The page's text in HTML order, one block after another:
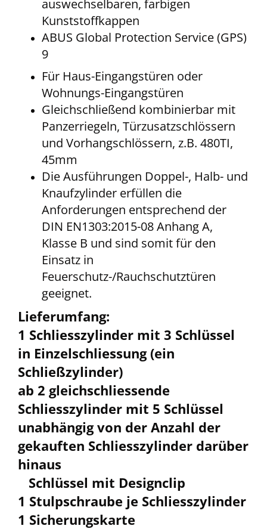
auswechselbaren, farbigen
Kunststoffkappen
ABUS Global Protection Service (GPS)
9
Für Haus-Eingangstüren oder
Wohnungs-Eingangstüren
Gleichschließend kombinierbar mit
Panzerriegeln, Türzusatzschlössern
und Vorhangschlössern, z.B. 480TI,
45mm
Die Ausführungen Doppel-, Halb- und
Knaufzylinder erfüllen die
Anforderungen entsprechend der
DIN EN1303:2015-08 Anhang A,
Klasse B und sind somit für den
Einsatz in
Feuerschutz-/Rauchschutztüren
geeignet.
Lieferumfang:
1 Schliesszylinder mit 3 Schlüssel
in Einzelschliessung (ein
Schließzylinder)
ab 2 gleichschliessende
Schliesszylinder mit 5 Schlüssel
unabhängig von der Anzahl der
gekauften Schliesszylinder darüber
hinaus
Schlüssel mit Designclip
1 Stulpschraube je Schliesszylinder
1 Sicherungskarte